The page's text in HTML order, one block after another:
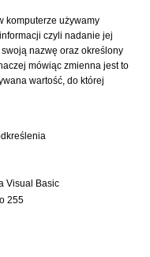
komputerze używamy
czyli nadanie jej
nazwę oraz określony
mówiąc zmienna jest to
wartość, do której
Visual Basic
255